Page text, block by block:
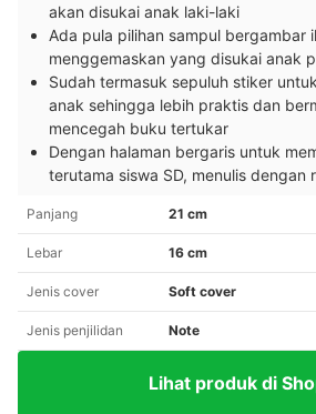
akan disukai anak laki-laki
Ada pula pilihan sampul bergambar
menggemaskan yang disukai anak
Sudah termasuk sepuluh stiker
anak sehingga lebih praktis dan
mencegah buku tertukar
Dengan halaman bergaris untuk
terutama siswa SD, menulis dengan
Panjang 21 cm
Lebar 16 cm
Jenis cover Soft cover
Jenis penjilidan Note
Lihat produk di